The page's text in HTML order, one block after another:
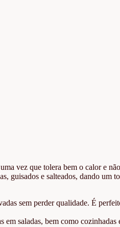
vez que tolera bem o calor e
guisados e salteados, dando um
sem perder qualidade. É
em saladas, bem como cozinhadas